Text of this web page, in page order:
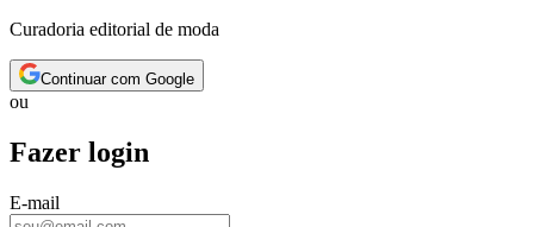
Curadoria editorial de moda
Continuar com Google
ou
Fazer login
E-mail